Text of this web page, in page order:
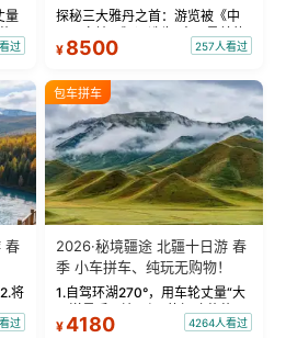
量
服
视
过
探秘三大雅丹之首：游览被《中
国国家地理》评选为“中国最美的
三大雅丹”第一名的克拉玛依魔鬼
瓦人最大村落——禾木村，欣赏
晨雾与小木...
¥ 8500 257人看过
春
将
3.
4.
过
包车拼车
2026·秘境疆途 北疆十日游 春
季 小车拼车、纯玩无购物！
1.自驾环湖270°，用车轮丈量“大
西洋最后一滴眼泪”的极致蔚蓝，
让雪山、花海与深邃湖水在转弯
¥4180 4264人看过